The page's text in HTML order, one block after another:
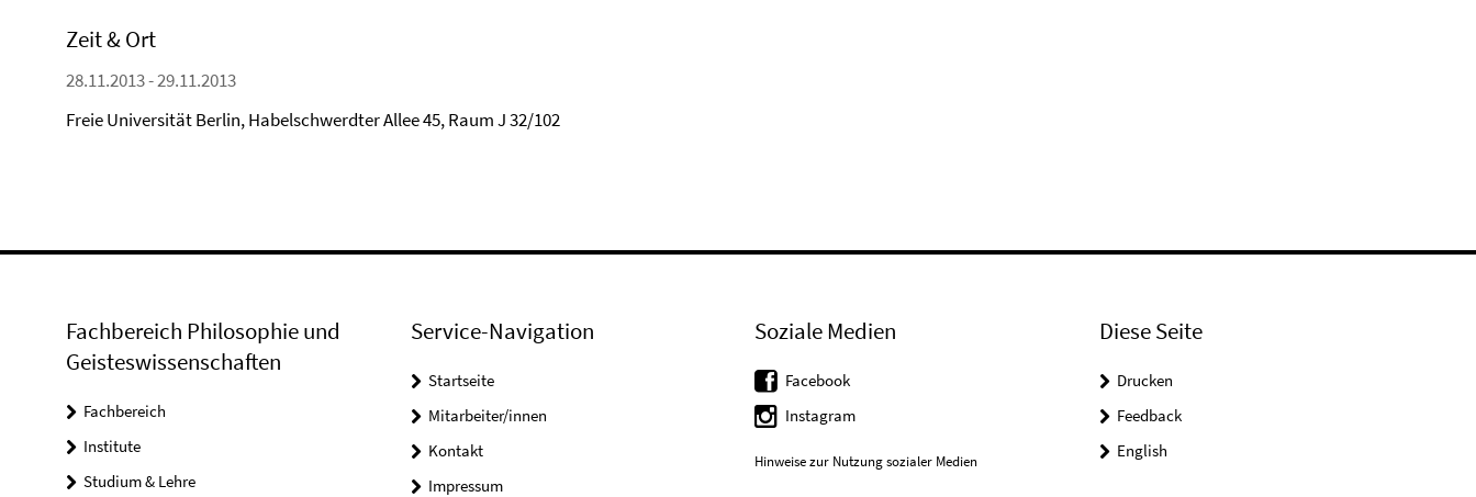
Zeit & Ort
28.11.2013 - 29.11.2013
Freie Universität Berlin, Habelschwerdter Allee 45, Raum J 32/102
Fachbereich Philosophie und
Geisteswissenschaften
Fachbereich
Institute
Studium & Lehre
Service-Navigation
Startseite
Mitarbeiter/innen
Kontakt
Impressum
Soziale Medien
Facebook
Instagram
Hinweise zur Nutzung sozialer Medien
Diese Seite
Drucken
Feedback
English